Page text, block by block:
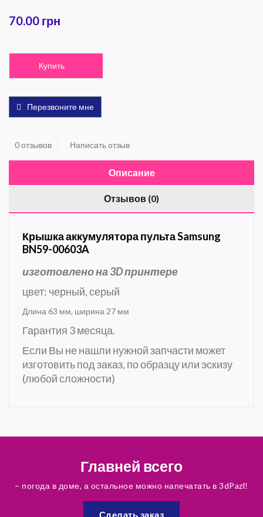
70.00 грн
Купить
Перезвоните мне
0 отзывов Написать отзыв
Описание
Отзывов (0)
Крышка аккумулятора пульта Samsung
BN59-00603A
изготовлено на 3D принтере
цвет: черный, серый
Длина 63 мм, ширина 27 мм
Гарантия 3 месяца.
Если Вы не нашли нужной запчасти может
изготовить под заказ, по образцу или эскизу
(любой сложности)
Главней всего
– погода в доме, а остальное можно напечатать в 3dPazl!
Сделать заказ